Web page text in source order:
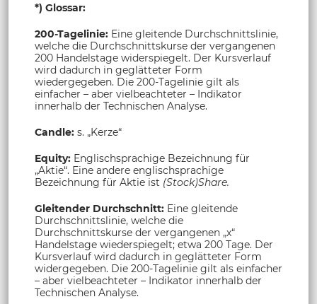
*) Glossar:
200-Tagelinie: Eine gleitende Durchschnittslinie,
welche die Durchschnittskurse der vergangenen
200 Handelstage widerspiegelt. Der Kursverlauf
wird dadurch in geglätteter Form
wiedergegeben. Die 200-Tagelinie gilt als
einfacher – aber vielbeachteter – Indikator
innerhalb der Technischen Analyse.
Candle: s. „Kerze“
Equity: Englischsprachige Bezeichnung für
„Aktie“. Eine andere englischsprachige
Bezeichnung für Aktie ist (Stock)Share.
Gleitender Durchschnitt: Eine gleitende
Durchschnittslinie, welche die
Durchschnittskurse der vergangenen „x“
Handelstage wiederspiegelt; etwa 200 Tage. Der
Kursverlauf wird dadurch in geglätteter Form
widergegeben. Die 200-Tagelinie gilt als einfacher
– aber vielbeachteter – Indikator innerhalb der
Technischen Analyse.